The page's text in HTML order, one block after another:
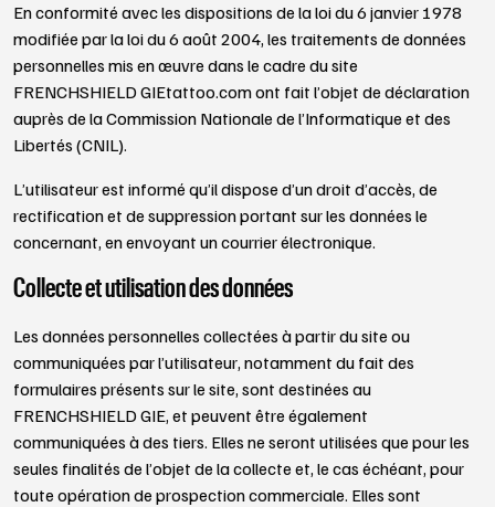
En conformité avec les dispositions de la loi du 6 janvier 1978
modifiée par la loi du 6 août 2004, les traitements de données
personnelles mis en œuvre dans le cadre du site
FRENCHSHIELD GIEtattoo.com ont fait l’objet de déclaration
auprès de la Commission Nationale de l’Informatique et des
Libertés (CNIL).
L’utilisateur est informé qu’il dispose d’un droit d’accès, de
rectification et de suppression portant sur les données le
concernant, en envoyant un courrier électronique.
Collecte et utilisation des données
Les données personnelles collectées à partir du site ou
communiquées par l’utilisateur, notamment du fait des
formulaires présents sur le site, sont destinées au
FRENCHSHIELD GIE, et peuvent être également
communiquées à des tiers. Elles ne seront utilisées que pour les
seules finalités de l’objet de la collecte et, le cas échéant, pour
toute opération de prospection commerciale. Elles sont